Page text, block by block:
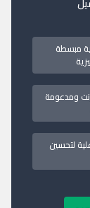
مبسطة
ومدعومة
تفاعلية لتحسين